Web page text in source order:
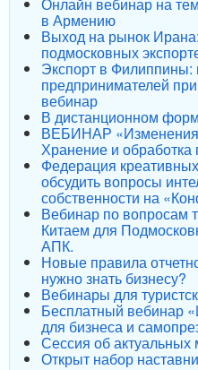
в Армению
Выход на рынок
подмосковных
Экспорт в
предпринимателей
вебинар
В дистанционном
ВЕБИНАР «Изменения
Хранение и
Федерация
обсудить вопросы
собственности на
Вебинар по вопросам
Китаем для
АПК.
Новые правила
нужно знать бизнесу?
Вебинары для
Бесплатный вебинар
для бизнеса и
Сессия об актуальных
Открыт набор